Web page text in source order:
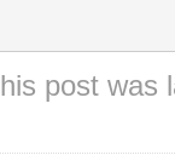
post was